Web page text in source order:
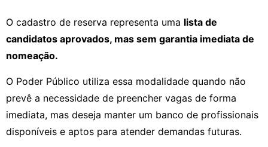
O cadastro de reserva representa uma lista de
candidatos aprovados, mas sem garantia imediata de
nomeação.
O Poder Público utiliza essa modalidade quando não
prevê a necessidade de preencher vagas de forma
imediata, mas deseja manter um banco de profissionais
disponíveis e aptos para atender demandas futuras.